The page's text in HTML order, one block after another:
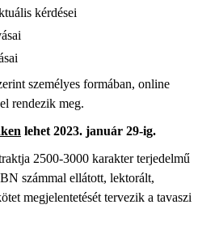
kérdései
személyes formában, online
rendezik meg.
lehet 2023. január 29-ig.
2500-3000 karakter terjedelmű
számmal ellátott, lektorált,
megjelentetését tervezik a tavaszi